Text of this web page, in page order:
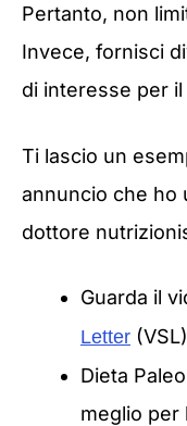
Pertanto, non
Invece, fornisci
di interesse per
Ti lascio un
annuncio che ho
dottore
Guarda il
Letter (VSL)
Dieta
meglio per